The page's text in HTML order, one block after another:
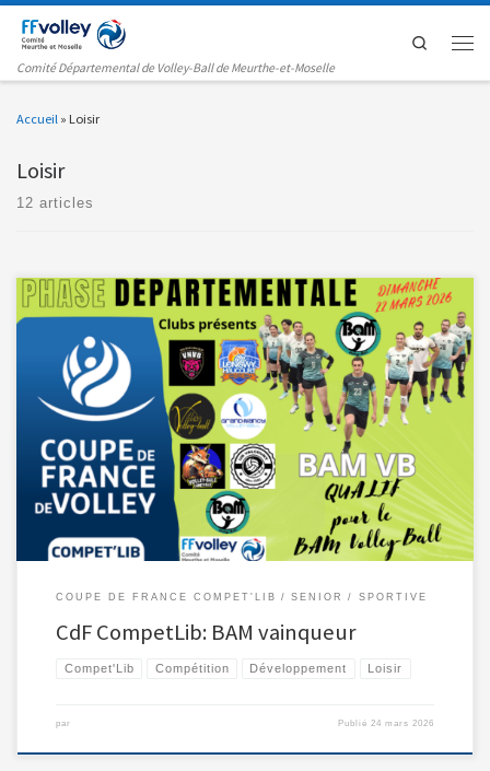
Passer au contenu
Comité Départemental de Volley-Ball de Meurthe-et-Moselle
Search
Accueil » Loisir
Loisir
12 articles
Ce fut un record de participation cette saison pour la […]
COUPE DE FRANCE COMPET'LIB SENIOR SPORTIVE
CdF CompetLib: BAM vainqueur
Compet'Lib Compétition Développement Loisir
par Publié24 mars 2026